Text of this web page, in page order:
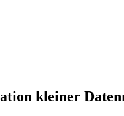
kleiner